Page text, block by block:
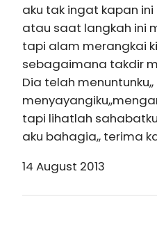
aku tak ingat kapan ini
atau saat langkah ini
tapi alam merangkai
sebagaimana takdir
Dia telah menuntunku,,
tapi lihatlah
aku bahagia,, terima
14 August 2013